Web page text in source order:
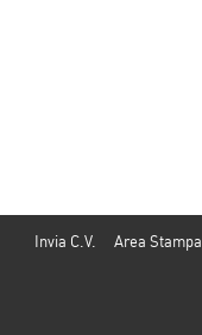
Invia C.V. Area Stampa